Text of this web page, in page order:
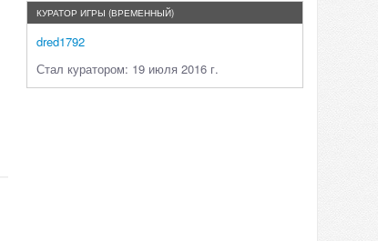
КУРАТОР ИГРЫ (ВРЕМЕННЫЙ)
dred1792
Стал куратором: 19 июля 2016 г.